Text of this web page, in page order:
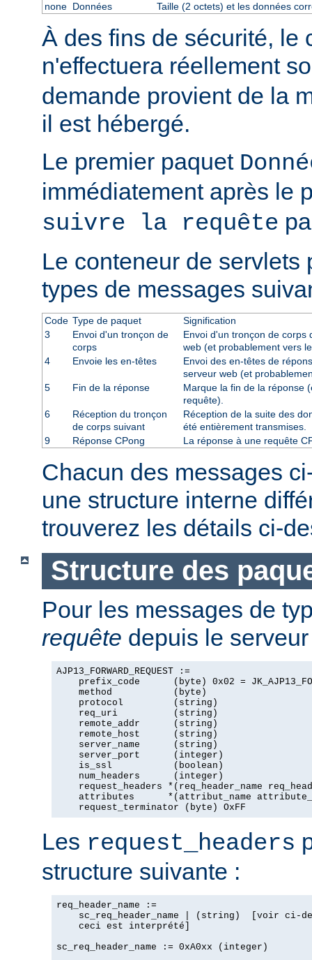
none Données Taille (2 octets) et les données
À des fins de sécurité, le
n'effectuera réellement
demande provient de la
il est hébergé.
Le premier paquet
immédiatement après le
suivre la requête
Le conteneur de servlets
types de messages
Code Type de paquet
Signification
3
Envoi d'un tronçon de
corps
Envoi d'un tronçon de corps
web (et probablement vers
4
Envoie les en-têtes
Envoi des en-têtes de
serveur web (et
5
Fin de la réponse
Marque la fin de la réponse
requête).
6
Réception du tronçon
de corps suivant
Réception de la suite des
été entièrement transmises.
9
Réponse CPong La réponse à une requête
Chacun des messages
une structure interne
trouverez les détails ci-
Structure des
Pour les messages de
requête depuis le
AJP13_FORWARD_REQUEST :=
prefix_code      (byte) 0x02 =
    method           (byte)
    protocol         (string)
    req_uri          (string)
    remote_addr      (string)
    remote_host      (string)
    server_name      (string)
    server_port      (integer)
    is_ssl           (boolean)
    num_headers      (integer)
request_headers *(req_header_name
attributes      *(attribut_name
    request_terminator (byte) OxFF
Les request_headers
structure suivante :
req_header_name :=
sc_req_header_name | (string)  [voir ci-
    ceci est interprété]
sc_req_header_name := 0xA0xx (integer)